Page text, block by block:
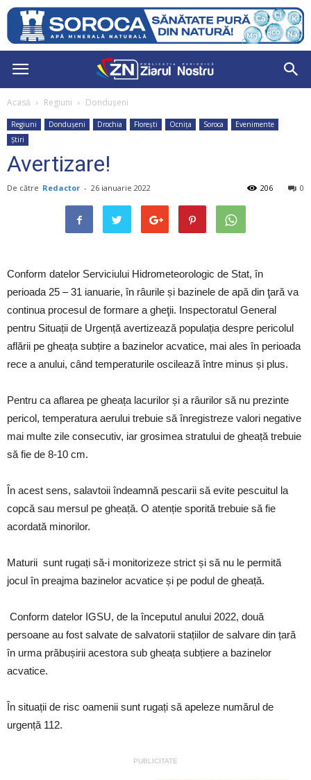
Acasă Regiuni Dondușeni
Regiuni Dondușeni Drochia Florești Ocnița Soroca
Evenimente
Știri
Avertizare!
De către Redactor - 26 ianuarie 2022 0
206
Conform datelor Serviciului Hidrometeorologic de Stat, în
perioada 25 – 31 ianuarie, în râurile și bazinele de apă din ţară va
continua procesul de formare a gheţii. Inspectoratul General
pentru Situații de Urgență avertizează populația despre pericolul
aflării pe gheața subțire a bazinelor acvatice, mai ales în perioada
rece a anului, când temperaturile oscilează între minus și plus.
Pentru ca aflarea pe gheața lacurilor și a râurilor să nu prezinte
pericol, temperatura aerului trebuie să înregistreze valori negative
mai multe zile consecutiv, iar grosimea stratului de gheață trebuie
să fie de 8-10 cm.
În acest sens, salavtoii îndeamnă pescarii să evite pescuitul la
copcă sau mersul pe gheață. O atenție sporită trebuie să fie
acordată minorilor.
Maturii sunt rugați să-i monitorizeze strict și să nu le permită
jocul în preajma bazinelor acvatice și pe podul de gheață.
Conform datelor IGSU, de la începutul anului 2022, două
persoane au fost salvate de salvatorii stațiilor de salvare din țară
în urma prăbușirii acestora sub gheața subțiere a bazinelor
acvatice.
În situații de risc oamenii sunt rugați să apeleze numărul de
urgență 112.
PUBLICITATE